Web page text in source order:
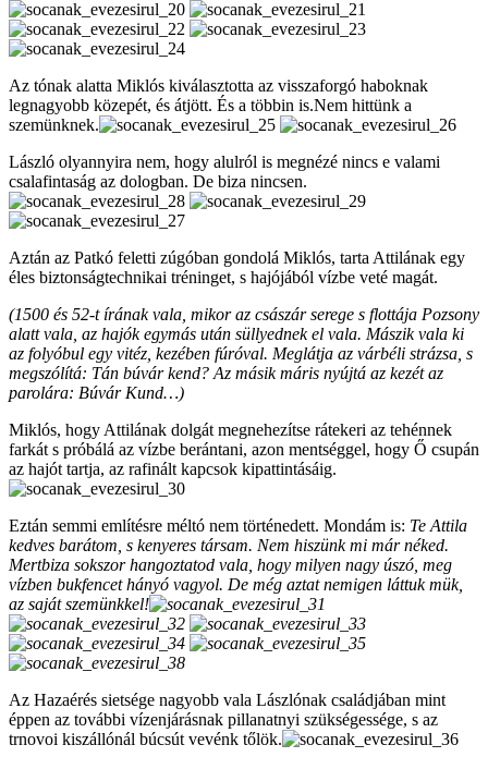
Az tónak alatta Miklós kiválasztotta az visszaforgó haboknak
legnagyobb közepét, és átjött. És a többin is.Nem hittünk a
szemünknek.
László olyannyira nem, hogy alulról is megnézé nincs e valami
csalafintaság az dologban. De biza nincsen.
Aztán az Patkó feletti zúgóban gondolá Miklós, tarta Attilának egy
éles biztonságtechnikai tréninget, s hajójából vízbe veté magát.
(1500 és 52-t írának vala, mikor az császár serege s flottája Pozsony
alatt vala, az hajók egymás után süllyednek el vala. Mászik vala ki
az folyóbul egy vitéz, kezében fúróval. Meglátja az várbéli strázsa, s
megszólítá: Tán búvár kend? Az másik máris nyújtá az kezét az
parolára: Búvár Kund…)
Miklós, hogy Attilának dolgát megnehezítse rátekeri az tehénnek
farkát s próbálá az vízbe berántani, azon mentséggel, hogy Ő csupán
az hajót tartja, az rafinált kapcsok kipattintásáig.
Eztán semmi említésre méltó nem történedett. Mondám is: Te Attila
kedves barátom, s kenyeres társam. Nem hiszünk mi már néked.
Mertbiza sokszor hangoztatod vala, hogy milyen nagy úszó, meg
vízben bukfencet hányó vagyol. De még aztat nemigen láttuk mük,
az saját szemünkkel!
Az Hazaérés sietsége nagyobb vala Lászlónak családjában mint
éppen az további vízenjárásnak pillanatnyi szükségessége, s az
trnovoi kiszállónál búcsút vevénk tőlök.